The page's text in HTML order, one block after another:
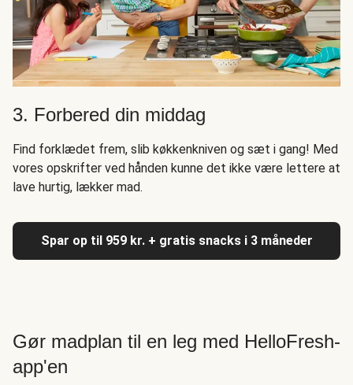
3. Forbered din middag
Find forklædet frem, slib køkkenkniven og sæt i gang! Med
vores opskrifter ved hånden kunne det ikke være lettere at
lave hurtig, lækker mad.
Spar op til 959 kr. + gratis snacks i 3 måneder
Gør madplan til en leg med HelloFresh-
app'en